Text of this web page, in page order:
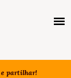
e partilhar!